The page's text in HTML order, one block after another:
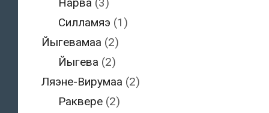
Силламяэ (1)
Йыгевамаа (2)
Йыгева (2)
Ляэне-Вирумаа (2)
Раквере (2)